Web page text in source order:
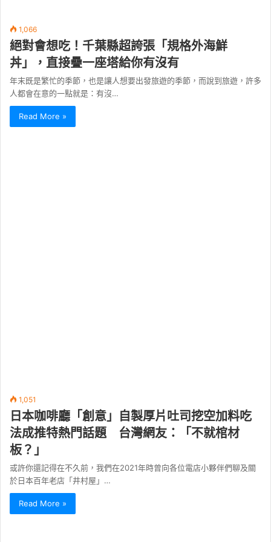
1,066
絕對會想吃！千葉縣超誇張「規格外海鮮
丼」，直接疊一座塔給你有沒有
年末既是繁忙的季節，也是讓人想要出發旅遊的季節，而說到旅遊，許多
人都會在意的一點就是：有沒…
Read More »
1,051
日本咖啡廳「創意」自製厚片吐司挖空加料吃
法成推特熱門話題 台灣網友：「不就棺材
板？」
或許你還記得在不久前，我們在2021年時曾向各位電店小夥伴們聊及關
於日本百年老店「井村屋」…
Read More »